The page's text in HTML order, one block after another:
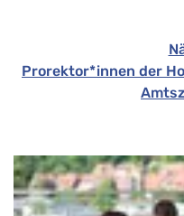
Prorektor*innen der